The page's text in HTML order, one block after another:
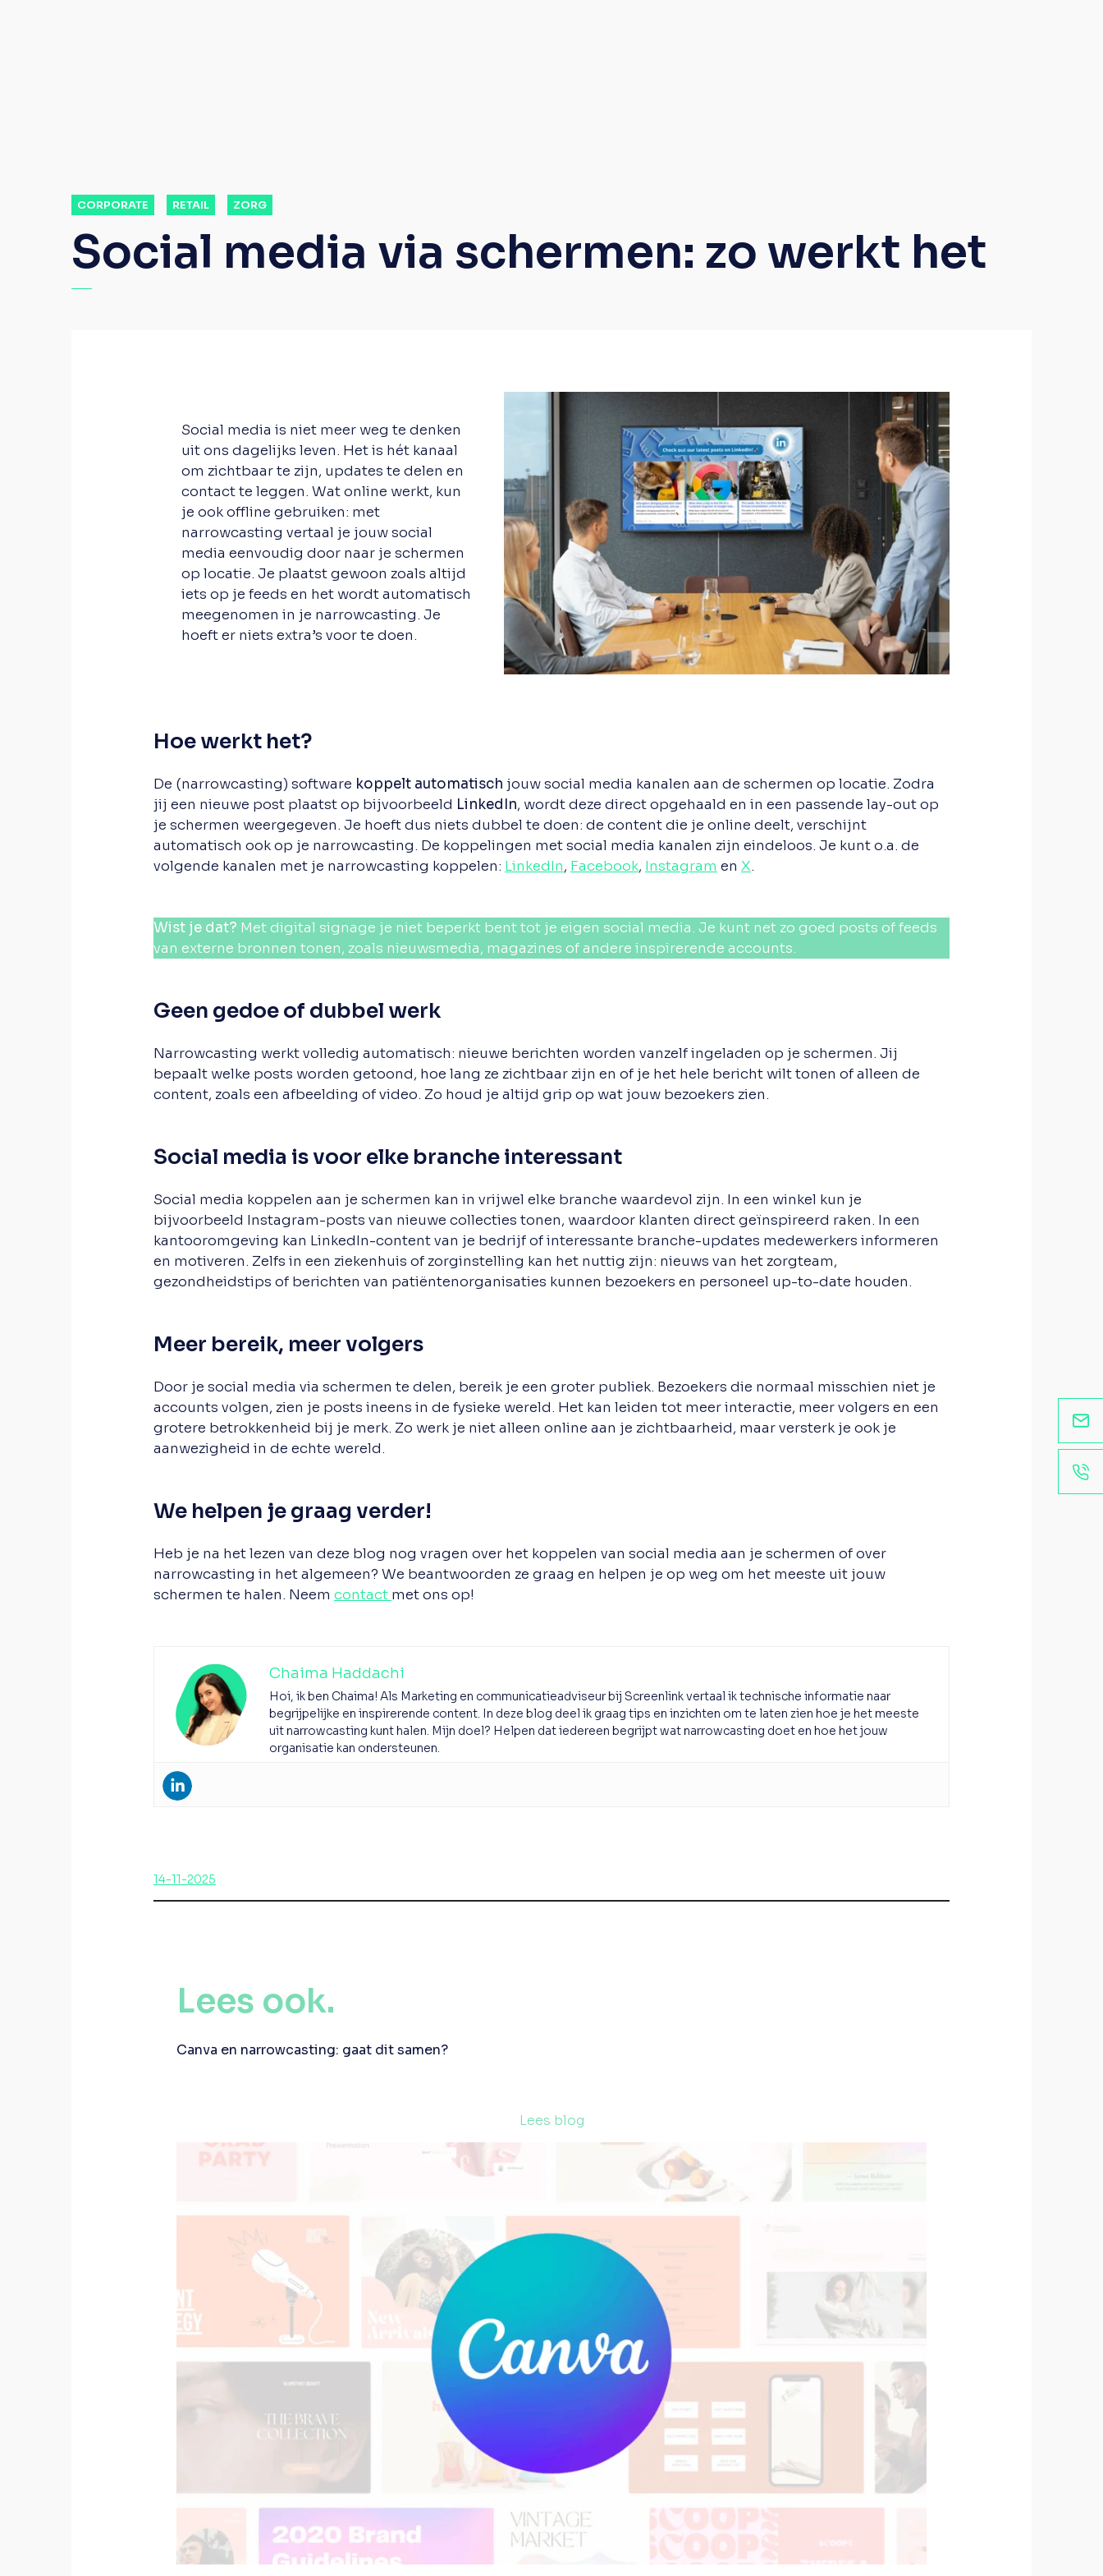
CORPORATE RETAIL ZORG
Social media via schermen: zo werkt het
Social media is niet meer weg te denken
uit ons dagelijks leven. Het is hét kanaal
om zichtbaar te zijn, updates te delen en
contact te leggen. Wat online werkt, kun
je ook offline gebruiken: met
narrowcasting vertaal je jouw social
media eenvoudig door naar je schermen
op locatie. Je plaatst gewoon zoals altijd
iets op je feeds en het wordt automatisch
meegenomen in je narrowcasting. Je
hoeft er niets extra’s voor te doen.
Hoe werkt het?
De (narrowcasting) software koppelt automatisch jouw social media kanalen aan de schermen op locatie. Zodra
jij een nieuwe post plaatst op bijvoorbeeld LinkedIn, wordt deze direct opgehaald en in een passende lay-out op
je schermen weergegeven. Je hoeft dus niets dubbel te doen: de content die je online deelt, verschijnt
automatisch ook op je narrowcasting. De koppelingen met social media kanalen zijn eindeloos. Je kunt o.a. de
volgende kanalen met je narrowcasting koppelen: LinkedIn, Facebook, Instagram en X.
Wist je dat? Met digital signage je niet beperkt bent tot je eigen social media. Je kunt net zo goed posts of feeds
van externe bronnen tonen, zoals nieuwsmedia, magazines of andere inspirerende accounts.
Geen gedoe of dubbel werk
Narrowcasting werkt volledig automatisch: nieuwe berichten worden vanzelf ingeladen op je schermen. Jij
bepaalt welke posts worden getoond, hoe lang ze zichtbaar zijn en of je het hele bericht wilt tonen of alleen de
content, zoals een afbeelding of video. Zo houd je altijd grip op wat jouw bezoekers zien.
Social media is voor elke branche interessant
Social media koppelen aan je schermen kan in vrijwel elke branche waardevol zijn. In een winkel kun je
bijvoorbeeld Instagram-posts van nieuwe collecties tonen, waardoor klanten direct geïnspireerd raken. In een
kantooromgeving kan LinkedIn-content van je bedrijf of interessante branche-updates medewerkers informeren
en motiveren. Zelfs in een ziekenhuis of zorginstelling kan het nuttig zijn: nieuws van het zorgteam,
gezondheidstips of berichten van patiëntenorganisaties kunnen bezoekers en personeel up-to-date houden.
Meer bereik, meer volgers
Door je social media via schermen te delen, bereik je een groter publiek. Bezoekers die normaal misschien niet je
accounts volgen, zien je posts ineens in de fysieke wereld. Het kan leiden tot meer interactie, meer volgers en een
grotere betrokkenheid bij je merk. Zo werk je niet alleen online aan je zichtbaarheid, maar versterk je ook je
aanwezigheid in de echte wereld.
We helpen je graag verder!
Heb je na het lezen van deze blog nog vragen over het koppelen van social media aan je schermen of over
narrowcasting in het algemeen? We beantwoorden ze graag en helpen je op weg om het meeste uit jouw
schermen te halen. Neem contact met ons op!
Chaima Haddachi
Hoi, ik ben Chaima! Als Marketing en communicatieadviseur bij Screenlink vertaal ik technische informatie naar
begrijpelijke en inspirerende content. In deze blog deel ik graag tips en inzichten om te laten zien hoe je het meeste
uit narrowcasting kunt halen. Mijn doel? Helpen dat iedereen begrijpt wat narrowcasting doet en hoe het jouw
organisatie kan ondersteunen.
14-11-2025
Lees ook.
Canva en narrowcasting: gaat dit samen?
Lees blog